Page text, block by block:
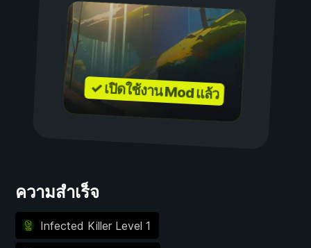
✓ เปิดใช้งาน Mod แล้ว
ความสำเร็จ
Infected Killer Level 1